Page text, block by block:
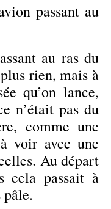
passant au
au ras du
rien, mais à
qu’on lance,
n’était pas du
comme une
voir avec une
Au départ
cela passait à
pâle.